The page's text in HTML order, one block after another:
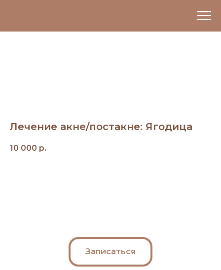
Лечение акне/постакне: Ягодица
10 000 р.
Записаться